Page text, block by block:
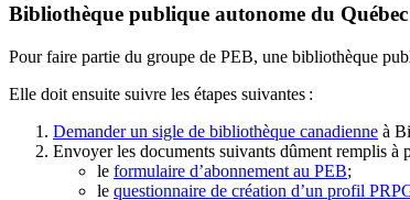
Bibliothèque publique autonome du Québec
Pour faire partie du groupe de PEB, une bibliothèque
Elle doit ensuite suivre les étapes suivantes :
Demander un sigle de bibliothèque canadienne à
Envoyer les documents suivants dûment remplis à
le formulaire d’abonnement au PEB;
le questionnaire de création d’un profil